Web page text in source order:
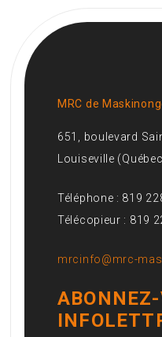
MRC de
651, boulevard
Louiseville
Téléphone : 819
Télécopieur : 819
mrcinfo@mrc-